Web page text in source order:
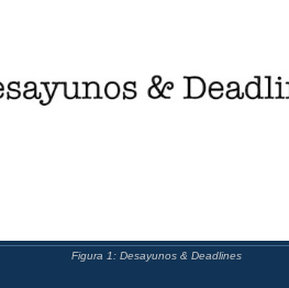
Figura 1: Desayunos & Deadlines